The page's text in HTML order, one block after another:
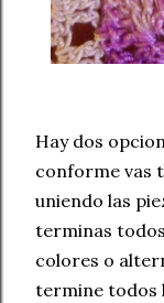
Hay dos
conforme vas
uniendo las
terminas
colores o
termine todos